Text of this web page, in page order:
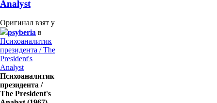
Analyst
Оригинал взят у
psyberia в
Психоаналитик
президента / The
President's
Analyst
Психоаналитик
президента /
The President's